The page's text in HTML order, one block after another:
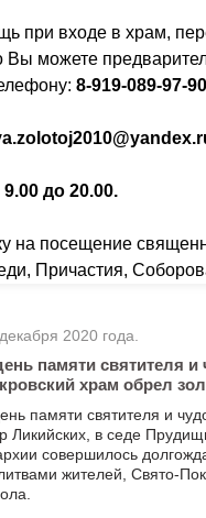
при входе в храм,
Вы можете
8-919-089-97-90
до 20.00.
на посещение
Причастия,
2020 года.
памяти святителя
храм обрел
памяти святителя и
Ликийских, в седе
совершилось
жителей, Свято-